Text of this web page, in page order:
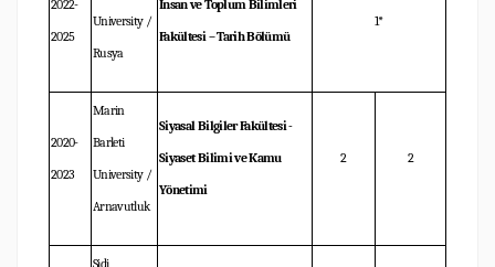
2022-
2025
University /
Rusya
İnsan ve Toplum Bilimleri
Fakültesi – Tarih Bölümü
1*
2020-
2023
Marin
Barleti
University /
Arnavutluk
Siyasal Bilgiler Fakültesi -
Siyaset Bilimi ve Kamu
Yönetimi
2 2
Sidi